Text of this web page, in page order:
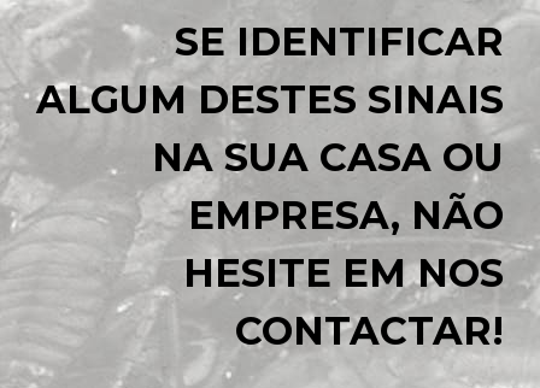
SE IDENTIFICAR
ALGUM DESTES SINAIS
NA SUA CASA OU
EMPRESA, NÃO
HESITE EM NOS
CONTACTAR!